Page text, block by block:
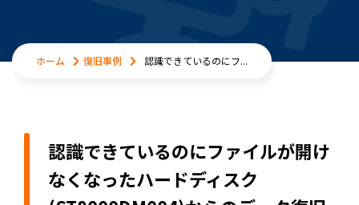
ホーム 復旧事例 認識できているのにフ...
認識できているのにファイルが開け
なくなったハードディスク